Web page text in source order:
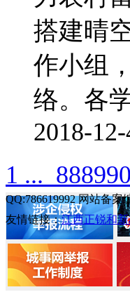
搭建晴
作小组
络。各
2018-
1 ... 888990
QQ:786619992 网站备案
友情链接：江西正锐和